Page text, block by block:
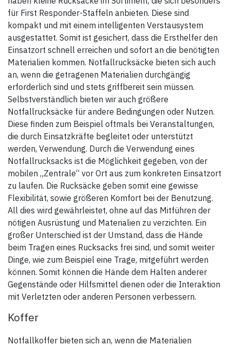
für First Responder-Staffeln anbieten. Diese sind
kompakt und mit einem intelligenten Verstausystem
ausgestattet. Somit ist gesichert, dass die Ersthelfer den
Einsatzort schnell erreichen und sofort an die benötigten
Materialien kommen. Notfallrucksäcke bieten sich auch
an, wenn die getragenen Materialien durchgängig
erforderlich sind und stets griffbereit sein müssen.
Selbstverständlich bieten wir auch größere
Notfallrucksäcke für andere Bedingungen oder Nutzen.
Diese finden zum Beispiel oftmals bei Veranstaltungen,
die durch Einsatzkräfte begleitet oder unterstützt
werden, Verwendung. Durch die Verwendung eines
Notfallrucksacks ist die Möglichkeit gegeben, von der
mobilen „Zentrale“ vor Ort aus zum konkreten Einsatzort
zu laufen. Die Rucksäcke geben somit eine gewisse
Flexibilität, sowie größeren Komfort bei der Benutzung.
All dies wird gewährleistet, ohne auf das Mitführen der
nötigen Ausrüstung und Materialien zu verzichten. Ein
großer Unterschied ist der Umstand, dass die Hände
beim Tragen eines Rucksacks frei sind, und somit weiter
Dinge, wie zum Beispiel eine Trage, mitgeführt werden
können. Somit können die Hände dem Halten anderer
Gegenstände oder Hilfsmittel dienen oder die Interaktion
mit Verletzten oder anderen Personen verbessern.
Koffer
Notfallkoffer bieten sich an, wenn die Materialien